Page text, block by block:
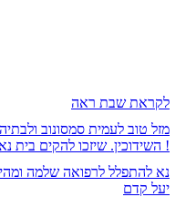
לקראת שבת ראה
מזל טוב לעמית סמסונוב
השידוכין. שיזכו להקים בית נאמן בישראל על אדני התורה והחסידות !
נא להתפלל לרפואה שלמה
יעל קדם